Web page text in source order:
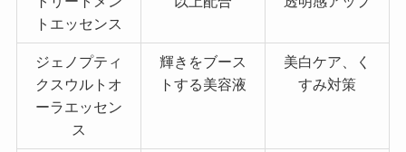
トエッセンス
ジェノプティ
クスウルトオ
ーラエッセン
ス
輝きをブース
トする美容液
美白ケア、く
すみ対策